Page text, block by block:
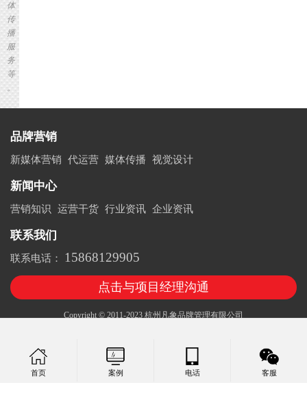
体
传
播
服
务
等
。
品牌营销
新媒体营销 代运营 媒体传播 视觉设计
新闻中心
营销知识 运营干货 行业资讯 企业资讯
联系我们
联系电话： 15868129905
点击与项目经理沟通
Copyright © 2011-2023 杭州凡象品牌管理有限公司
首页 案例 电话 客服